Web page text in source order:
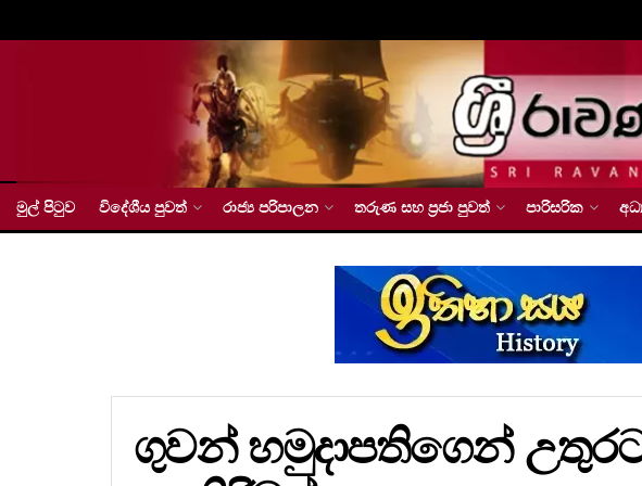
මුල් පිටුව විදේශීය පුවත් රාජ්‍ය පරිපාලන තරුණ සහ ප්‍රජා පුවත් පාරිසරික
ගුවන් හමුදාපතිගෙන්